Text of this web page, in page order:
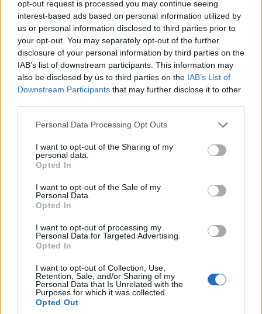
opt-out request is processed you may continue seeing
interest-based ads based on personal information utilized by
us or personal information disclosed to third parties prior to
your opt-out. You may separately opt-out of the further
disclosure of your personal information by third parties on the
IAB’s list of downstream participants. This information may
also be disclosed by us to third parties on the IAB’s List of
Downstream Participants that may further disclose it to other
Please note that this website/app uses one or more Google
not limited to your visit or usage behaviour. You may click to
grant or deny consent to Google and its third-party tags to
use your data for below specified purposes in below Google
consent section.
Personal Data Processing Opt Outs
I want to opt-out of the Sharing of my
personal data.
Opted In
I want to opt-out of the Sale of my
Personal Data.
Opted In
I want to opt-out of processing my
Personal Data for Targeted Advertising.
Opted In
I want to opt-out of Collection, Use,
Retention, Sale, and/or Sharing of my
Personal Data that Is Unrelated with the
Purposes for which it was collected.
Opted Out